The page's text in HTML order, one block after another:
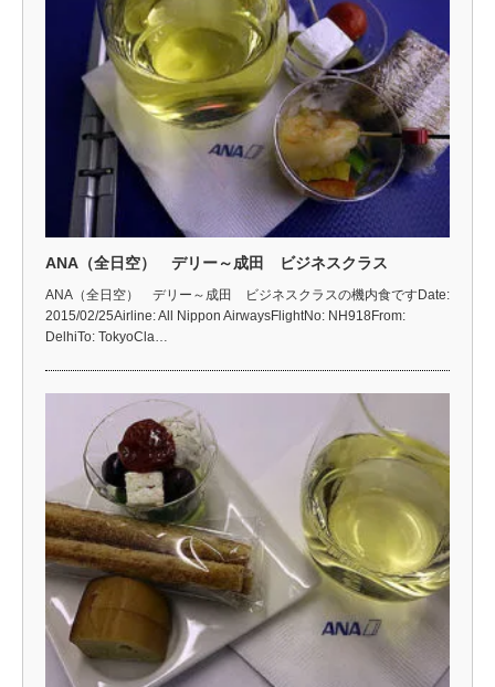
ANA（全日空） デリー～成田 ビジネスクラス
ANA（全日空） デリー～成田 ビジネスクラスの機内食ですDate:
2015/02/25Airline: All Nippon AirwaysFlightNo: NH918From:
DelhiTo: TokyoCla…